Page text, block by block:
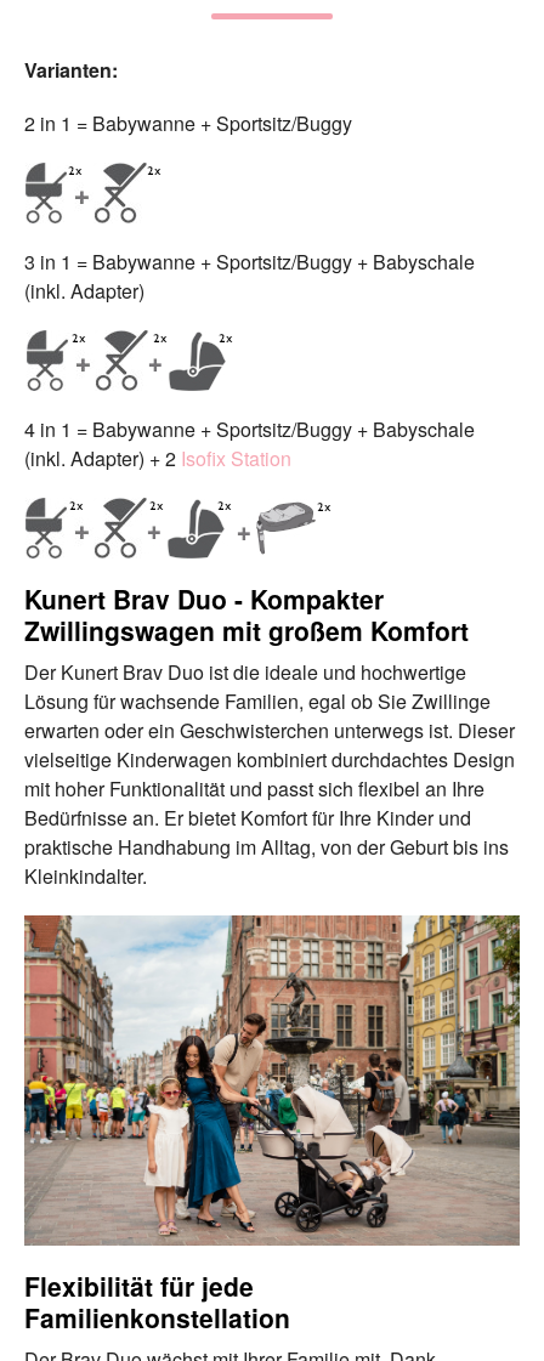
Varianten:
2 in 1 = Babywanne + Sportsitz/Buggy
3 in 1 = Babywanne + Sportsitz/Buggy + Babyschale
(inkl. Adapter)
4 in 1 = Babywanne + Sportsitz/Buggy + Babyschale
(inkl. Adapter) + 2 Isofix Station
Kunert Brav Duo - Kompakter
Zwillingswagen mit großem Komfort
Der Kunert Brav Duo ist die ideale und hochwertige
Lösung für wachsende Familien, egal ob Sie Zwillinge
erwarten oder ein Geschwisterchen unterwegs ist. Dieser
vielseitige Kinderwagen kombiniert durchdachtes Design
mit hoher Funktionalität und passt sich flexibel an Ihre
Bedürfnisse an. Er bietet Komfort für Ihre Kinder und
praktische Handhabung im Alltag, von der Geburt bis ins
Kleinkindalter.
Flexibilität für jede
Familienkonstellation